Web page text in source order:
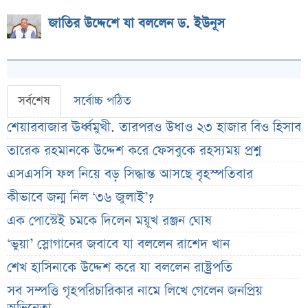
জাতির উদ্দেশে যা বললেন ড. ইউনূস
সর্বশেষ সর্বোচ্চ পঠিত
শেয়ারবাজার ঊর্ধ্বমুখী. তারপরও উধাও ২৩ হাজার বিও হিসাব
তারেক রহমানকে উদ্দেশ করে ফেসবুকে রহস্যময় প্রশ্ন
এসএসসি ফল নিয়ে বড় সিদ্ধান্ত আসছে বৃহস্পতিবার
কীভাবে জন্ম নিল ‘৩৬ জুলাই’?
এক পোস্টেই চমকে দিলেন ময়ূখ রঞ্জন ঘোষ
‘ভুয়া’ স্লোগানের জবাবে যা বললেন রাশেদ খান
শেখ হাসিনাকে উদ্দেশ করে যা বললেন রাষ্ট্রপতি
সব সম্পত্তি গৃহপরিচারিকার নামে লিখে গেলেন জনপ্রিয়